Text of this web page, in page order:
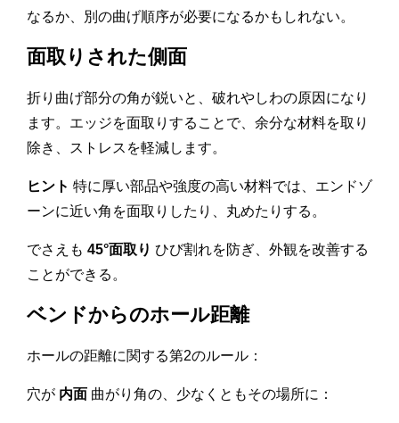
なるか、別の曲げ順序が必要になるかもしれない。
面取りされた側面
折り曲げ部分の角が鋭いと、破れやしわの原因になり
ます。エッジを面取りすることで、余分な材料を取り
除き、ストレスを軽減します。
ヒント 特に厚い部品や強度の高い材料では、エンドゾ
ーンに近い角を面取りしたり、丸めたりする。
でさえも 45°面取り ひび割れを防ぎ、外観を改善する
ことができる。
ベンドからのホール距離
ホールの距離に関する第2のルール：
穴が 内面 曲がり角の、少なくともその場所に：